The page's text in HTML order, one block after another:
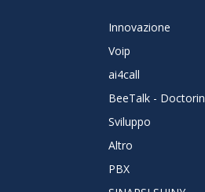
Innovazione
Voip
ai4call
BeeTalk - Doctorin
Sviluppo
Altro
PBX